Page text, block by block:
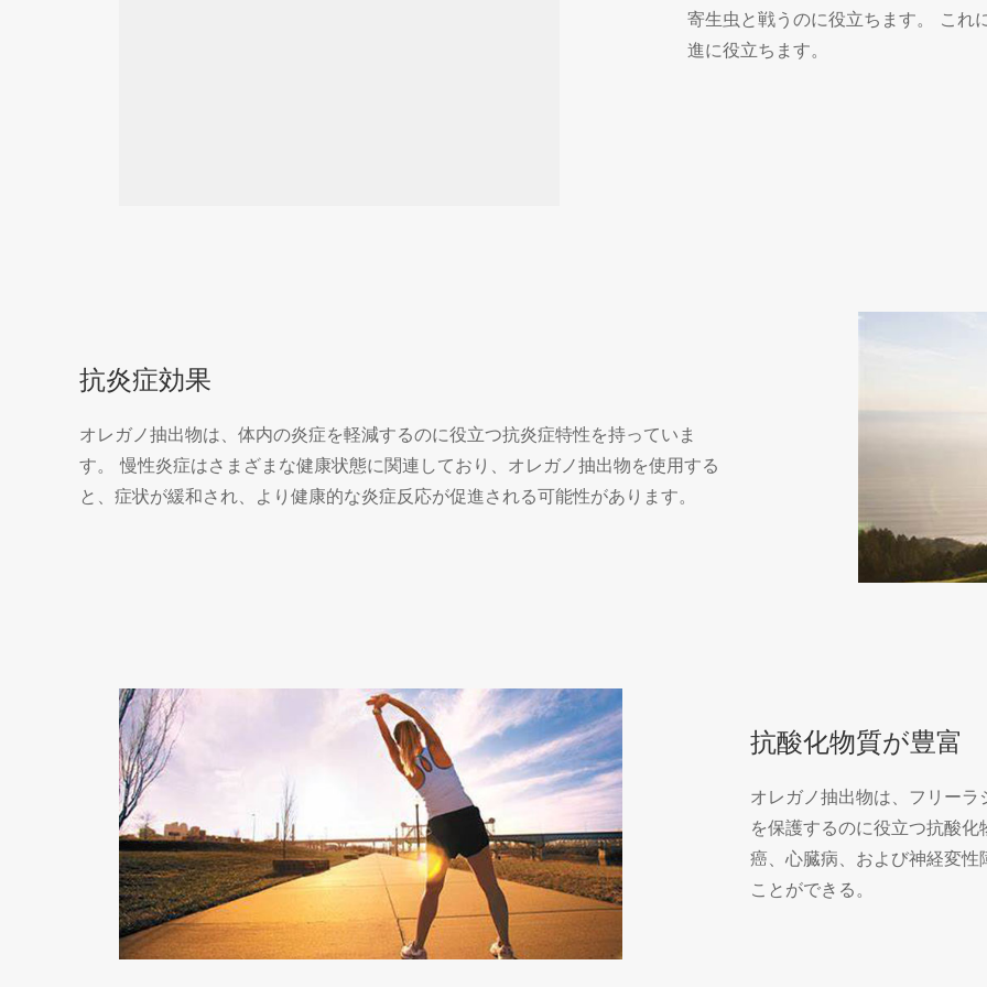
寄生虫と戦うのに役立ちます。 これ
進に役立ちます。
抗炎症効果
オレガノ抽出物は、体内の炎症を軽減するのに役立つ抗炎症特性を持っていま
す。 慢性炎症はさまざまな健康状態に関連しており、オレガノ抽出物を使用する
と、症状が緩和され、より健康的な炎症反応が促進される可能性があります。
抗酸化物質が豊富
オレガノ抽出物は、フリー
を保護するのに役立つ抗酸
癌、心臓病、および神経変
ことができる。